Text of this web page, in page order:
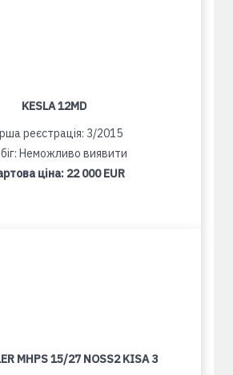
KESLA 12MD
реєстрація: 3/2015
Неможливо виявити
ціна: 22 000 EUR
MHPS 15/27 NOSS2 KISA 3